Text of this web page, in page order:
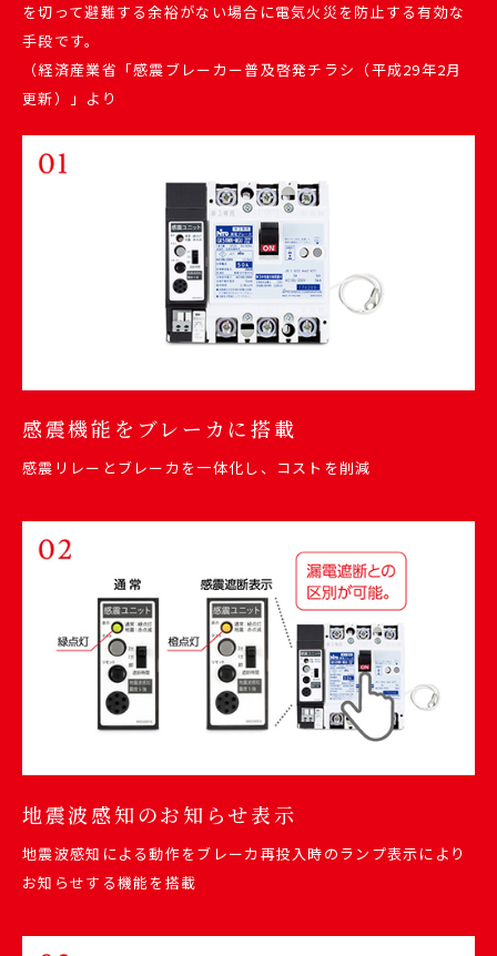
を切って避難する余裕がない場合に電気火災を防止する有効な
手段です。
（経済産業省「感震ブレーカー普及啓発チラシ（平成29年2月
更新）」より
感震機能をブレーカに搭載
感震リレーとブレーカを一体化し、コストを削減
地震波感知のお知らせ表示
地震波感知による動作をブレーカ再投入時のランプ表示により
お知らせする機能を搭載